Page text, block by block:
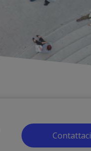
Contattaci